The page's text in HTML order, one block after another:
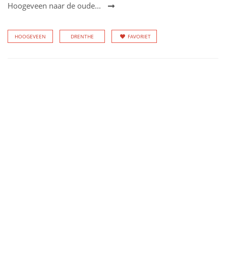
Hoogeveen naar de oude...
HOOGEVEEN DRENTHE FAVORIET